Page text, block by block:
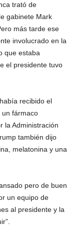
trató de
gabinete Mark
más tarde ese
involucrado en la
que estaba
el presidente tuvo
recibido el
un fármaco
la Administración
también dijo
melatonina y una
pero de buen
un equipo de
al presidente y la